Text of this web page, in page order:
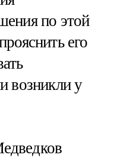
по этой
его
возникли у